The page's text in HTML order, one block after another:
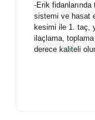
-Erik
sistemi ve hasat
kesimi ile 1. taç,
ilaçlama,
derece kaliteli